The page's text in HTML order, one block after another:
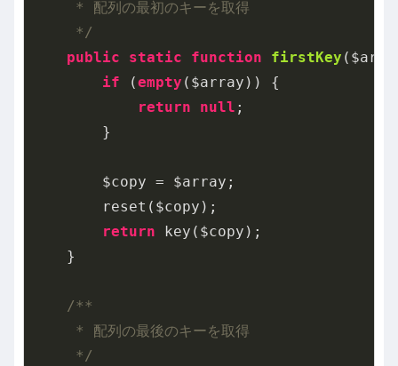
     * 配列の最初のキーを取得
     */
public
static function firstKey
if (empty ($array)) {
return
null ;
        }
        $copy = $array;
        reset($copy);
return key($copy);
    }
/**
     * 配列の最後のキーを取得
     */